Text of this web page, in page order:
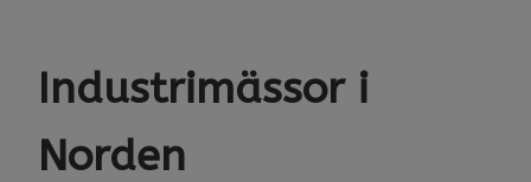
Industrimässor i
Norden